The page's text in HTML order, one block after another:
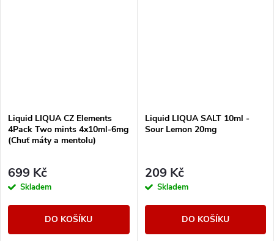
Liquid LIQUA CZ Elements
4Pack Two mints 4x10ml-6mg
(Chuť máty a mentolu)
699 Kč
Skladem
DO KOŠÍKU
Liquid LIQUA SALT 10ml -
Sour Lemon 20mg
209 Kč
Skladem
DO KOŠÍKU